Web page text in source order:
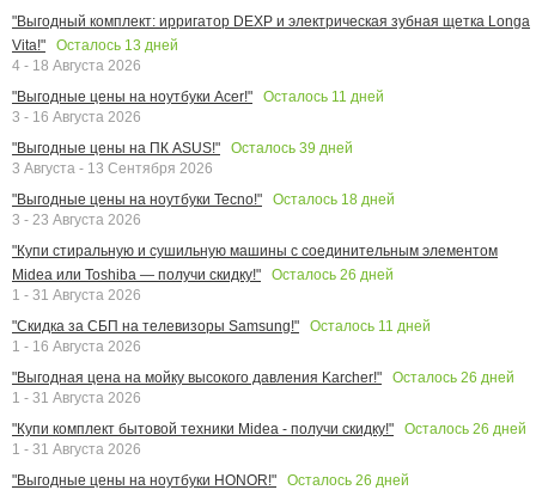
"Выгодный комплект: ирригатор DEXP и электрическая зубная щетка Longa
Vita!"
Осталось 13 дней
4 - 18 Августа 2026
"Выгодные цены на ноутбуки Acer!"
Осталось 11 дней
3 - 16 Августа 2026
"Выгодные цены на ПК ASUS!"
Осталось 39 дней
3 Августа - 13 Сентября 2026
"Выгодные цены на ноутбуки Tecno!"
Осталось 18 дней
3 - 23 Августа 2026
"Купи стиральную и сушильную машины с соединительным элементом
Midea или Toshiba — получи скидку!"
Осталось 26 дней
1 - 31 Августа 2026
"Скидка за СБП на телевизоры Samsung!"
Осталось 11 дней
1 - 16 Августа 2026
"Выгодная цена на мойку высокого давления Karcher!"
Осталось 26 дней
1 - 31 Августа 2026
"Купи комплект бытовой техники Midea - получи скидку!"
Осталось 26 дней
1 - 31 Августа 2026
"Выгодные цены на ноутбуки HONOR!"
Осталось 26 дней